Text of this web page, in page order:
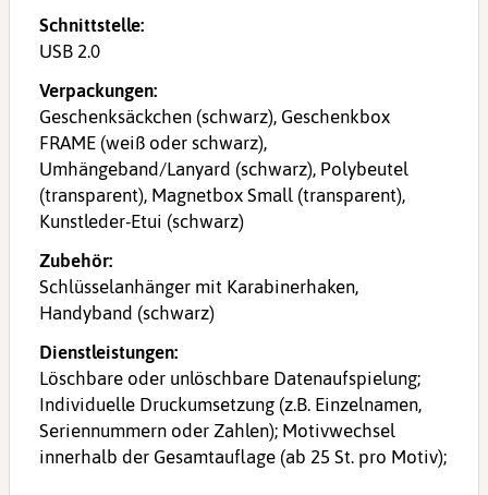
Schnittstelle:
USB 2.0
Verpackungen:
Geschenksäckchen (schwarz), Geschenkbox
FRAME (weiß oder schwarz),
Umhängeband/Lanyard (schwarz), Polybeutel
(transparent), Magnetbox Small (transparent),
Kunstleder-Etui (schwarz)
Zubehör:
Schlüsselanhänger mit Karabinerhaken,
Handyband (schwarz)
Dienstleistungen:
Löschbare oder unlöschbare Datenaufspielung;
Individuelle Druckumsetzung (z.B. Einzelnamen,
Seriennummern oder Zahlen); Motivwechsel
innerhalb der Gesamtauflage (ab 25 St. pro Motiv);